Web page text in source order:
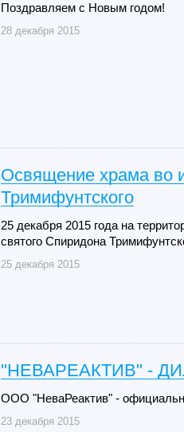
Поздравляем с Новым годом!
28 декабря 2015
Освящение храма во
Тримифунтского
25 декабря 2015 года на
святого Спиридона
25 декабря 2015
"НЕВАРЕАКТИВ" -
ООО "НеваРеактив" -
23 декабря 2015